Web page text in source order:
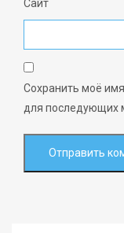
Сайт
Сохранить моё
для последующих